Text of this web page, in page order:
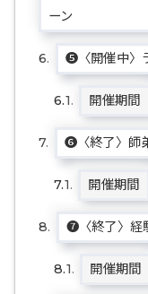
ーン
❺〈開催中〉
開催期間
❻〈終了〉師
開催期間
❼〈終了〉経
開催期間